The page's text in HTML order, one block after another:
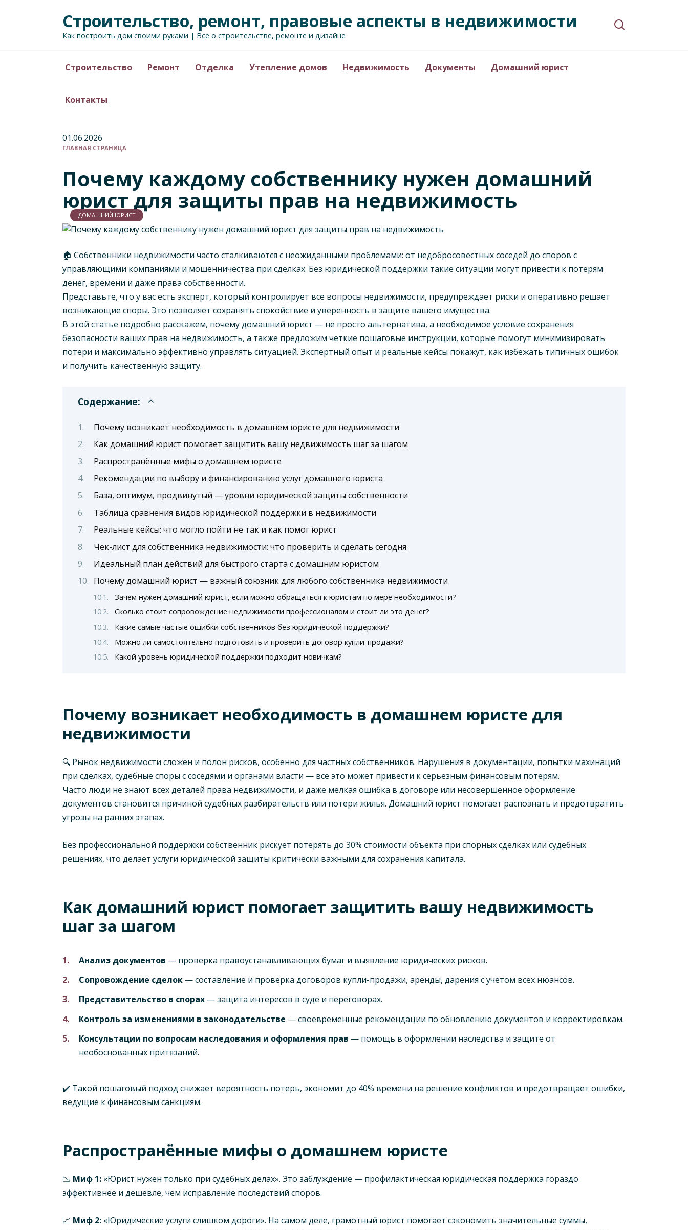
Строительство, ремонт, правовые аспекты в недвижимости
Как построить дом своими руками | Все о строительстве, ремонте и дизайне
Строительство Ремонт Отделка Утепление домов Недвижимость Документы Домашний юрист
Контакты
01.06.2026
ГЛАВНАЯ СТРАНИЦА
Почему каждому собственнику нужен домашний
юрист для защиты прав на недвижимость
ДОМАШНИЙ ЮРИСТ
🏠 Собственники недвижимости часто сталкиваются с неожиданными проблемами: от недобросовестных соседей до споров с
управляющими компаниями и мошенничества при сделках. Без юридической поддержки такие ситуации могут привести к потерям
денег, времени и даже права собственности.
Представьте, что у вас есть эксперт, который контролирует все вопросы недвижимости, предупреждает риски и оперативно решает
возникающие споры. Это позволяет сохранять спокойствие и уверенность в защите вашего имущества.
В этой статье подробно расскажем, почему домашний юрист — не просто альтернатива, а необходимое условие сохранения
безопасности ваших прав на недвижимость, а также предложим четкие пошаговые инструкции, которые помогут минимизировать
потери и максимально эффективно управлять ситуацией. Экспертный опыт и реальные кейсы покажут, как избежать типичных ошибок
и получить качественную защиту.
Содержание:
Почему возникает необходимость в домашнем юристе для недвижимости
Как домашний юрист помогает защитить вашу недвижимость шаг за шагом
Распространённые мифы о домашнем юристе
Рекомендации по выбору и финансированию услуг домашнего юриста
База, оптимум, продвинутый — уровни юридической защиты собственности
Таблица сравнения видов юридической поддержки в недвижимости
Реальные кейсы: что могло пойти не так и как помог юрист
Чек-лист для собственника недвижимости: что проверить и сделать сегодня
Идеальный план действий для быстрого старта с домашним юристом
Почему домашний юрист — важный союзник для любого собственника недвижимости
Зачем нужен домашний юрист, если можно обращаться к юристам по мере необходимости?
Сколько стоит сопровождение недвижимости профессионалом и стоит ли это денег?
Какие самые частые ошибки собственников без юридической поддержки?
Можно ли самостоятельно подготовить и проверить договор купли-продажи?
Какой уровень юридической поддержки подходит новичкам?
Почему возникает необходимость в домашнем юристе для
недвижимости
🔍 Рынок недвижимости сложен и полон рисков, особенно для частных собственников. Нарушения в документации, попытки махинаций
при сделках, судебные споры с соседями и органами власти — все это может привести к серьезным финансовым потерям.
Часто люди не знают всех деталей права недвижимости, и даже мелкая ошибка в договоре или несовершенное оформление
документов становится причиной судебных разбирательств или потери жилья. Домашний юрист помогает распознать и предотвратить
угрозы на ранних этапах.
Без профессиональной поддержки собственник рискует потерять до 30% стоимости объекта при спорных сделках или судебных
решениях, что делает услуги юридической защиты критически важными для сохранения капитала.
Как домашний юрист помогает защитить вашу недвижимость
шаг за шагом
Анализ документов — проверка правоустанавливающих бумаг и выявление юридических рисков.
Сопровождение сделок — составление и проверка договоров купли-продажи, аренды, дарения с учетом всех нюансов.
Представительство в спорах — защита интересов в суде и переговорах.
Контроль за изменениями в законодательстве — своевременные рекомендации по обновлению документов и корректировкам.
Консультации по вопросам наследования и оформления прав — помощь в оформлении наследства и защите от
необоснованных притязаний.
✔️ Такой пошаговый подход снижает вероятность потерь, экономит до 40% времени на решение конфликтов и предотвращает ошибки,
ведущие к финансовым санкциям.
Распространённые мифы о домашнем юристе
📉 Миф 1: «Юрист нужен только при судебных делах». Это заблуждение — профилактическая юридическая поддержка гораздо
эффективнее и дешевле, чем исправление последствий споров.
📈 Миф 2: «Юридические услуги слишком дороги». На самом деле, грамотный юрист помогает сэкономить значительные суммы,